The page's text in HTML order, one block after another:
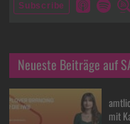
Neueste Beiträge auf
mit